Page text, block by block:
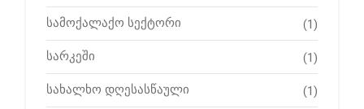
სამოქალაქო სექტორი (1)
სარკეში (1)
სახალხო დღესასწაული (1)